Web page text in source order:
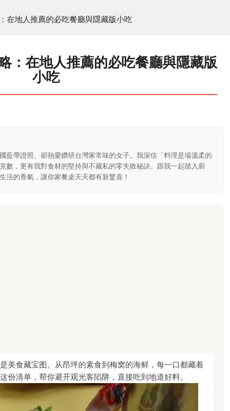
在地人推薦的必吃餐廳與隱藏版小吃
：在地人推薦的必吃餐廳與隱藏版
小吃
藍帶證照、卻熱愛鑽研台灣家常味的女子。我深信「料理是場溫柔的
數，更有我對食材的堅持與不藏私的零失敗秘訣。跟我一起踏入廚
活的香氣，讓你家餐桌天天都有新驚喜！
美食藏宝图。从昂坪的素食到梅窝的海鲜，每一口都藏着
份清单，帮你避开观光客陷阱，直接吃到地道好料。